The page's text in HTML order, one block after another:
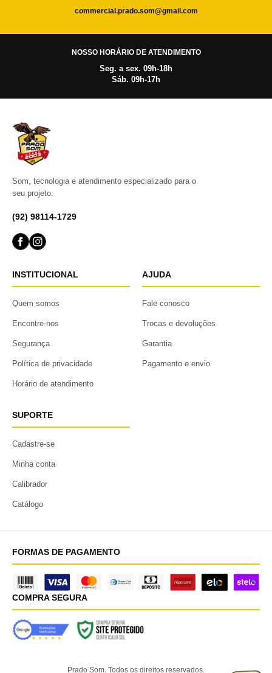
commercial.prado.som@gmail.com
NOSSO HORÁRIO DE ATENDIMENTO
Seg. a sex. 09h-18h
Sáb. 09h-17h
Som, tecnologia e atendimento especializado para o
seu projeto.
(92) 98114-1729
INSTITUCIONAL
Quem somos
Encontre-nos
Segurança
Política de privacidade
Horário de atendimento
AJUDA
Fale conosco
Trocas e devoluções
Garantia
Pagamento e envio
SUPORTE
Cadastre-se
Minha conta
Calibrador
Catálogo
FORMAS DE PAGAMENTO
COMPRA SEGURA
Prado Som. Todos os direitos reservados.